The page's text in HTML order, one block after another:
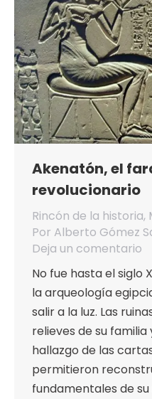
Akenatón, el
revolucionario
Rincón de la historia,
Por Alberto Gómez
Deja un comentario
No fue hasta el siglo
la arqueología
salir a la luz. Las
relieves de su
hallazgo de las
permitieron
fundamentales de su